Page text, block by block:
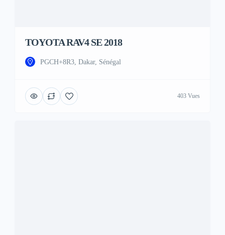
TOYOTA RAV4 SE 2018
PGCH+8R3, Dakar, Sénégal
403 Vues